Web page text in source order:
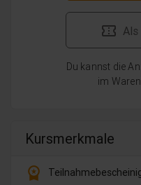
Als
Du kannst die
im
Kursmerkmale
workspace_premium